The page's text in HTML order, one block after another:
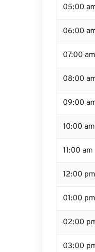
05:00
06:00
07:00
08:00
09:00
10:00
11:00 am
12:00
01:00
02:00
03:00